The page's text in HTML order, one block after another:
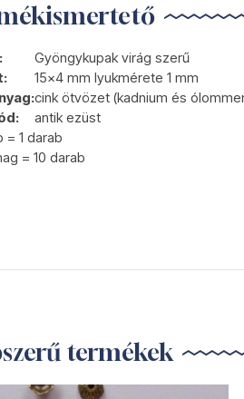
Gyöngykupak virág szerű
15x4 mm lyukmérete 1 mm
cink ötvözet (kadnium és
antik ezüst
= 1 darab
= 10 darab
termékek